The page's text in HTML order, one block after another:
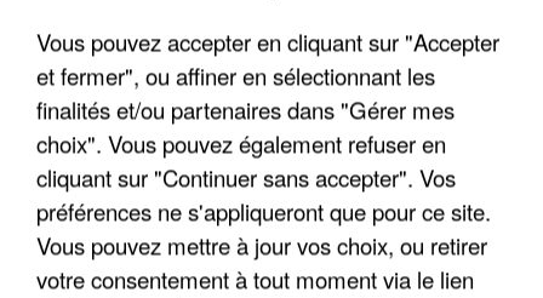
UNE TOURISTE DE L’OISE EMPORTÉE PAR UNE
COULÉE DE BOUE EN HAUTE-SAVOIE
Vous pouvez accepter en cliquant sur "Accepter
et fermer", ou affiner en sélectionnant les
finalités et/ou partenaires dans "Gérer mes
choix". Vous pouvez également refuser en
cliquant sur "Continuer sans accepter". Vos
préférences ne s'appliqueront que pour ce site.
Vous pouvez mettre à jour vos choix, ou retirer
votre consentement à tout moment via le lien